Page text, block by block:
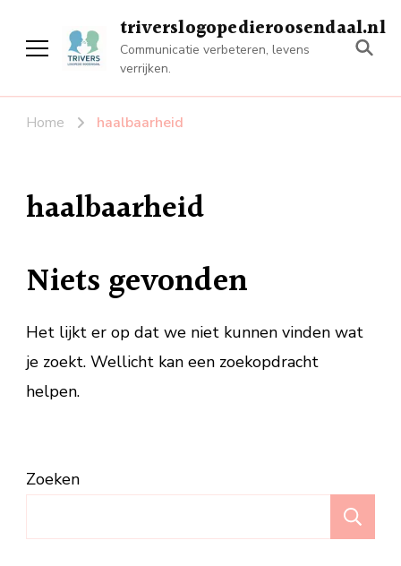
triverslogopedieroosendaal.nl
Communicatie verbeteren, levens
verrijken.
Home haalbaarheid
haalbaarheid
Niets gevonden
Het lijkt er op dat we niet kunnen vinden wat
je zoekt. Wellicht kan een zoekopdracht
helpen.
Zoeken